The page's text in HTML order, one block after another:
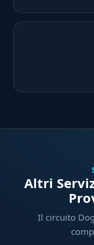
Altri
Il circuito